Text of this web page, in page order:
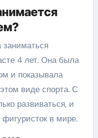
заниматься
4 лет. Она была
и показывала
виде спорта. С
развиваться, и
в мире.